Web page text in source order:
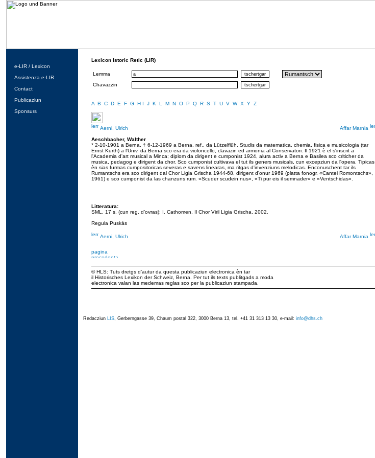
e-LIR / Lexicon
Assistenza e-LIR
Contact
Publicaziun
Sponsurs
Lexicon Istoric Retic (LIR)
Lemma
Chavazzin
A B C D E F G H I J K L M N O P Q R S T U V W X Y Z
Aerni, Ulrich
Affar Marnia
Aeschbacher, Walther
* 2-10-1901 a Berna, † 6-12-1969 a Berna, ref., da Lützelflüh. Studis da matematica, chemia, fisica e musicologia (tar
Ernst Kurth) a l'Univ. da Berna sco era da violoncello, clavazin ed armonia al Conservatori. Il 1921 è el s'inscrit a
l'Academia d'art musical a Minca; diplom da dirigent e cumponist 1924, alura activ a Berna e Basilea sco criticher da
musica, pedagog e dirigent da chor. Sco cumponist cultivava el tut ils geners musicals, cun excepziun da l'opera. Tipicas
èn sias furmas cumpositoricas severas e savens linearas, ma ritgas d'invenziuns melodicas. Enconuschent tar ils
Rumantschs era sco dirigent dal Chor Ligia Grischa 1944-68, dirigent d'onur 1969 (platta fonogr. «Cantei Romontschs»,
1961) e sco cumponist da las chanzuns rum. «Scuder scudein nus», «Ti pur eis il semnader» e «Ventschidas».
Litteratura:
SML, 17 s. (cun reg. d’ovras); I. Cathomen, Il Chor Viril Ligia Grischa, 2002.
Regula Puskás
Aerni, Ulrich Affar Marnia
© HLS: Tuts dretgs d’autur da questa publicaziun electronica èn tar
il Historisches Lexikon der Schweiz, Berna. Per tut ils texts publitgads a moda
electronica valan las medemas reglas sco per la publicaziun stampada.
Redacziun LIS, Gerberngasse 39, Chaum postal 322, 3000 Berna 13, tel. +41 31 313 13 30, e-mail: info@dhs.ch